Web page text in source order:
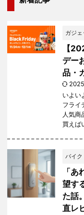
ガジェ
【
デー
品・
いよい
フライ
人気商
買えば
バイク
「
望す
た話
直レ